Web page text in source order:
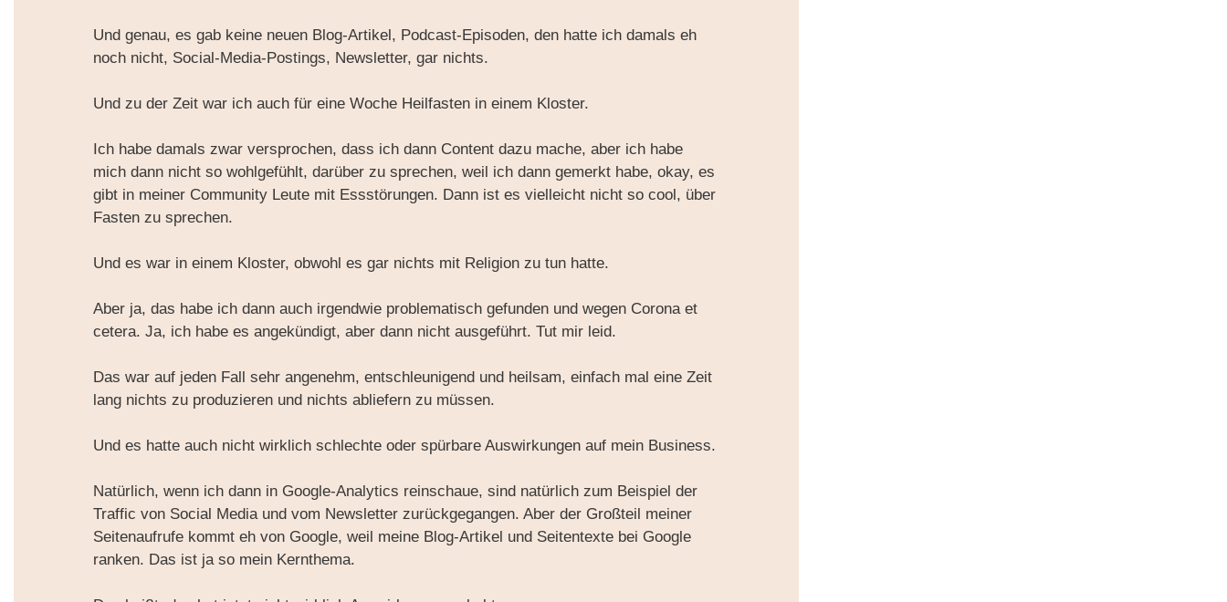
Und genau, es gab keine neuen Blog-Artikel, Podcast-Episoden, den hatte ich damals eh
noch nicht, Social-Media-Postings, Newsletter, gar nichts.
Und zu der Zeit war ich auch für eine Woche Heilfasten in einem Kloster.
Ich habe damals zwar versprochen, dass ich dann Content dazu mache, aber ich habe
mich dann nicht so wohlgefühlt, darüber zu sprechen, weil ich dann gemerkt habe, okay, es
gibt in meiner Community Leute mit Essstörungen. Dann ist es vielleicht nicht so cool, über
Fasten zu sprechen.
Und es war in einem Kloster, obwohl es gar nichts mit Religion zu tun hatte.
Aber ja, das habe ich dann auch irgendwie problematisch gefunden und wegen Corona et
cetera. Ja, ich habe es angekündigt, aber dann nicht ausgeführt. Tut mir leid.
Das war auf jeden Fall sehr angenehm, entschleunigend und heilsam, einfach mal eine Zeit
lang nichts zu produzieren und nichts abliefern zu müssen.
Und es hatte auch nicht wirklich schlechte oder spürbare Auswirkungen auf mein Business.
Natürlich, wenn ich dann in Google-Analytics reinschaue, sind natürlich zum Beispiel der
Traffic von Social Media und vom Newsletter zurückgegangen. Aber der Großteil meiner
Seitenaufrufe kommt eh von Google, weil meine Blog-Artikel und Seitentexte bei Google
ranken. Das ist ja so mein Kernthema.